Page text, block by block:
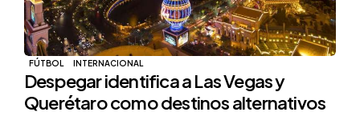
FÚTBOL INTERNACIONAL
Despegar identifica a Las Vegas y
Querétaro como destinos alternativos